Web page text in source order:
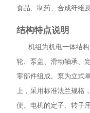
食品、制药、合成纤维
结构特点说明
机组为机电一体结构
轮、泵盖、滑动轴承、
零部件组成。泵为立式
上，采用标准法兰规格
便。电机的定子、转子